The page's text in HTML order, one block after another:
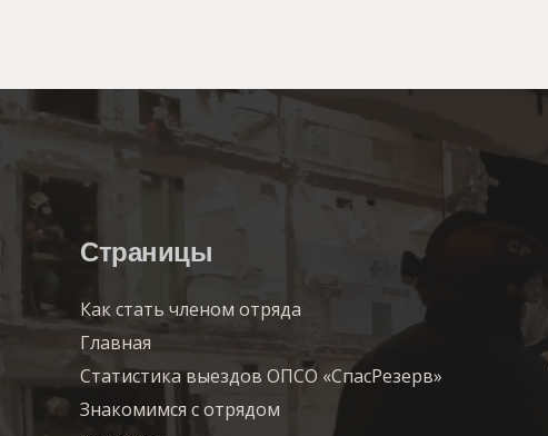
Страницы
Как стать членом отряда
Главная
Статистика выездов ОПСО «СпасРезерв»
Знакомимся с отрядом